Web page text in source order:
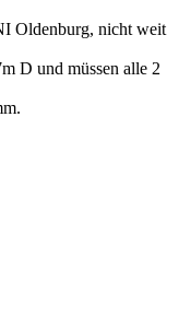
Oldenburg, nicht weit
D und müssen alle 2